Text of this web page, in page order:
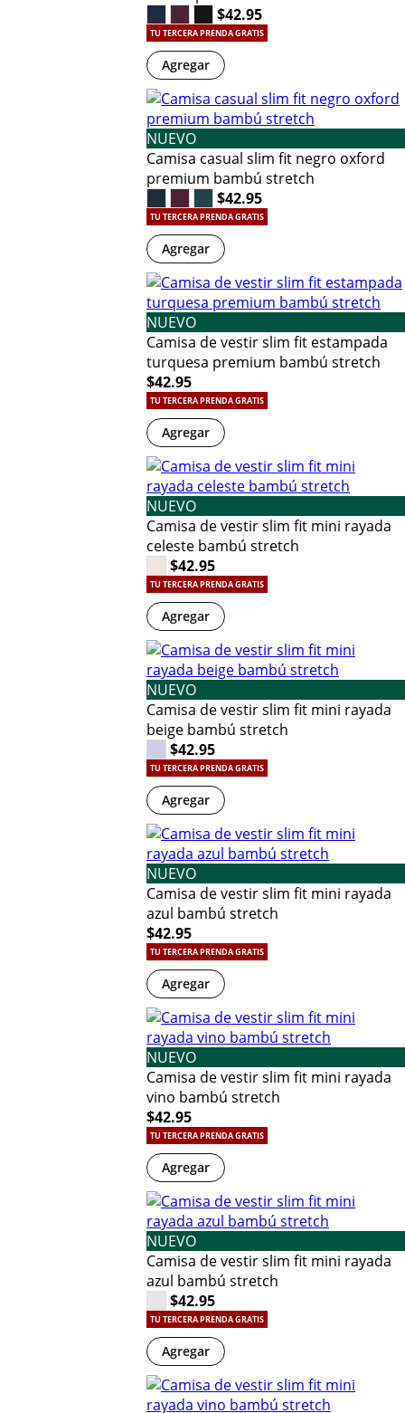
$42.95
TU TERCERA PRENDA GRATIS
Agregar
NUEVO
Camisa casual slim fit negro oxford
premium bambú stretch
$42.95
TU TERCERA PRENDA GRATIS
Agregar
NUEVO
Camisa de vestir slim fit estampada
turquesa premium bambú stretch
$42.95
TU TERCERA PRENDA GRATIS
Agregar
NUEVO
Camisa de vestir slim fit mini rayada
celeste bambú stretch
$42.95
TU TERCERA PRENDA GRATIS
Agregar
NUEVO
Camisa de vestir slim fit mini rayada
beige bambú stretch
$42.95
TU TERCERA PRENDA GRATIS
Agregar
NUEVO
Camisa de vestir slim fit mini rayada
azul bambú stretch
$42.95
TU TERCERA PRENDA GRATIS
Agregar
NUEVO
Camisa de vestir slim fit mini rayada
vino bambú stretch
$42.95
TU TERCERA PRENDA GRATIS
Agregar
NUEVO
Camisa de vestir slim fit mini rayada
azul bambú stretch
$42.95
TU TERCERA PRENDA GRATIS
Agregar